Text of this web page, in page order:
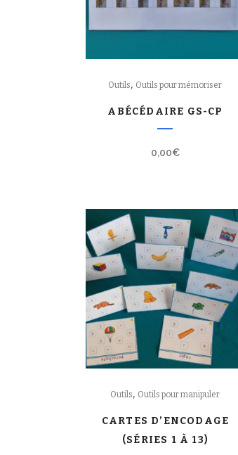
Outils, Outils pour mémoriser
ABÉCÉDAIRE GS-CP
0,00€
Outils, Outils pour manipuler
CARTES D’ENCODAGE
(SÉRIES 1 À 13)